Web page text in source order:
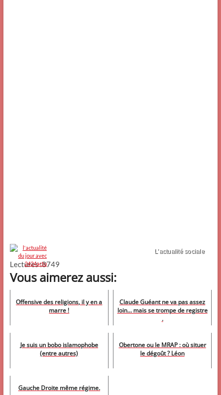
L’actualité sociale
Lectures :8749
Vous aimerez aussi:
Offensive des religions, il y en a
marre !
Claude Guéant ne va pas assez
loin… mais se trompe de registre
.
Je suis un bobo islamophobe
(entre autres)
Obertone ou le MRAP : où situer
le dégoût ? Léon
Gauche Droite même régime.